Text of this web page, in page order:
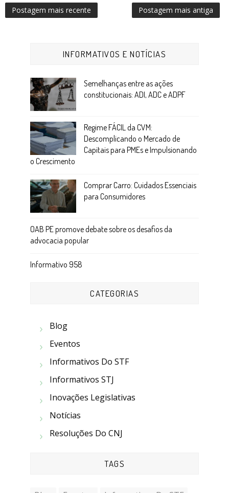
Postagem mais recente Postagem mais antiga
INFORMATIVOS E NOTÍCIAS
Semelhanças entre as ações
constitucionais: ADI, ADC e ADPF
Regime FÁCIL da CVM:
Descomplicando o Mercado de
Capitais para PMEs e Impulsionando
o Crescimento
Comprar Carro: Cuidados Essenciais
para Consumidores
OAB PE promove debate sobre os desafios da
advocacia popular
Informativo 958
CATEGORIAS
Blog
Eventos
Informativos Do STF
Informativos STJ
Inovações Legislativas
Notícias
Resoluções Do CNJ
TAGS